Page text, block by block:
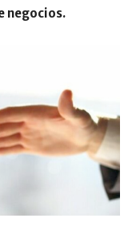
negocios.